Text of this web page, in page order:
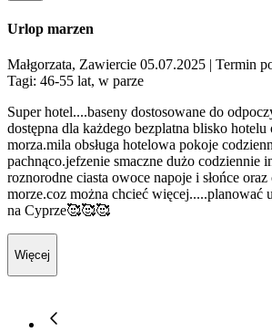
Urlop marzen
Małgorzata, Zawiercie 05.07.2025 | Termin
Tagi: 46-55 lat, w parze
Super hotel....baseny dostosowane do
dostępna dla każdego bezplatna blisko hotelu
morza.mila obsługa hotelowa pokoje
pachnąco.jefzenie smaczne dużo codziennie
roznorodne ciasta owoce napoje i słońce
morze.coz można chcieć więcej.....planować
na Cyprze🥰🥰🥰
Więcej